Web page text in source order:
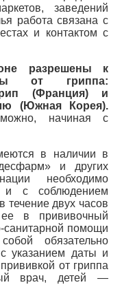
заведений
работа связана с
и контактом с
разрешены к
от гриппа:
(Франция) и
(Южная Корея).
начиная с
в наличии в
и других
необходимо
и с соблюдением
течение двух часов
в прививочный
санитарной помощи
обязательно
указанием даты и
от гриппа
врач, детей —